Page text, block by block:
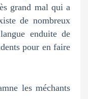
grand mal qui a
de nombreux
enduite de
pour en faire
les méchants